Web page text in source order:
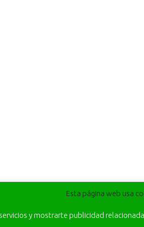
Esta página web usa
y mostrarte publicidad